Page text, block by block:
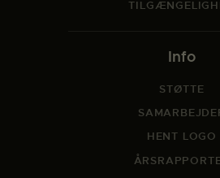
Info
STØTTE
HENT LOGO